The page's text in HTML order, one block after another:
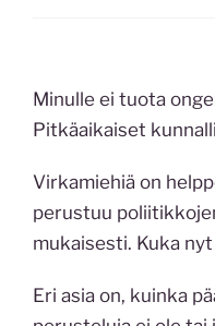
Minulle ei tuota
Pitkäaikaiset
Virkamiehiä on
perustuu
mukaisesti. Kuka
Eri asia on, kuinka